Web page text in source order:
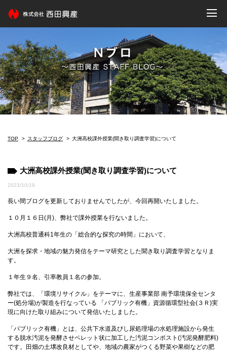
TOP スタッフブログ 大洲高校課外授業(聞き取り調査学習)について
大洲高校課外授業(聞き取り調査学習)について
2023/10/19
長い間ブログを更新しておりませんでしたが、今回再開いたしました。
１０月１６日(月)、弊社で課外授業を行ないました。
大洲高校普通科1年生の「総合的な探究の時間」において、
大洲を探求・地域の魅力発信をテーマ研究とした聞き取り調査学習となりま
す。
１年生９名、引率教員１名の参加。
弊社では、「環境リサイクル」をテーマに、生産事業部 南予環境保全センタ
ー(処分場)が製造を行なっている 「パブリック有機」資源循環型社会(３Ｒ)実
現に向けた取り組みについて発信いたしました。
「パブリック有機」とは、公共下水道及びし尿処理場の水処理施設から発生
する脱水汚泥を発酵させペレット状に加工した汚泥コンポスト(汚泥発酵肥料)
です。田畑の土壌改良材としてや、地域の農家がつくる野菜や果樹などの肥